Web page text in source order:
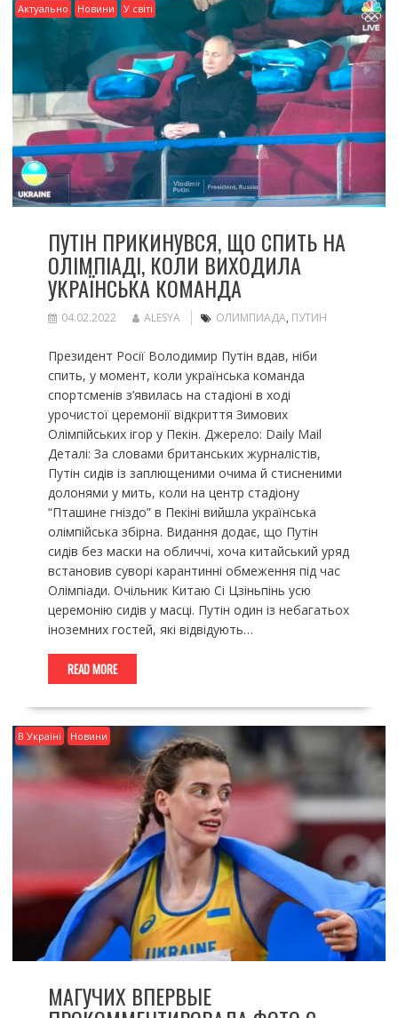
Актуально Новини У світі
ПУТІН ПРИКИНУВСЯ, ЩО СПИТЬ НА
ОЛІМПІАДІ, КОЛИ ВИХОДИЛА
УКРАЇНСЬКА КОМАНДА
04.02.2022 ALESYA ОЛИМПИАДА, ПУТИН
Президент Росії Володимир Путін вдав, ніби
спить, у момент, коли українська команда
спортсменів з’явилась на стадіоні в ході
урочистої церемонії відкриття Зимових
Олімпійських ігор у Пекін. Джерело: Daily Mail
Деталі: За словами британських журналістів,
Путін сидів із заплющеними очима й стисненими
долонями у мить, коли на центр стадіону
“Пташине гніздо” в Пекіні вийшла українська
олімпійська збірна. Видання додає, що Путін
сидів без маски на обличчі, хоча китайський уряд
встановив суворі карантинні обмеження під час
Олімпіади. Очільник Китаю Сі Цзіньпінь усю
церемонію сидів у масці. Путін один із небагатьох
іноземних гостей, які відвідують…
READ MORE
В Україні Новини
МАГУЧИХ ВПЕРВЫЕ